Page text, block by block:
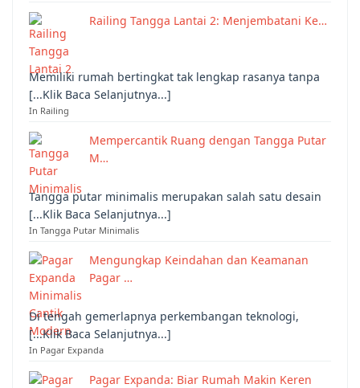
Railing Tangga Lantai 2: Menjembatani Ke…
Memiliki rumah bertingkat tak lengkap rasanya tanpa
[...Klik Baca Selanjutnya...]
In Railing
Mempercantik Ruang dengan Tangga Putar
M…
Tangga putar minimalis merupakan salah satu desain
[...Klik Baca Selanjutnya...]
In Tangga Putar Minimalis
Mengungkap Keindahan dan Keamanan
Pagar …
Di tengah gemerlapnya perkembangan teknologi,
[...Klik Baca Selanjutnya...]
In Pagar Expanda
Pagar Expanda: Biar Rumah Makin Keren